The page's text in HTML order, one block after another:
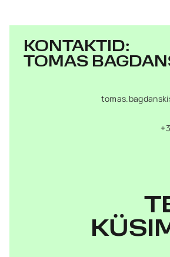
KONTAKTID:
TOMAS